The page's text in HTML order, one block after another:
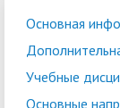
Основная
Учебные
Основные